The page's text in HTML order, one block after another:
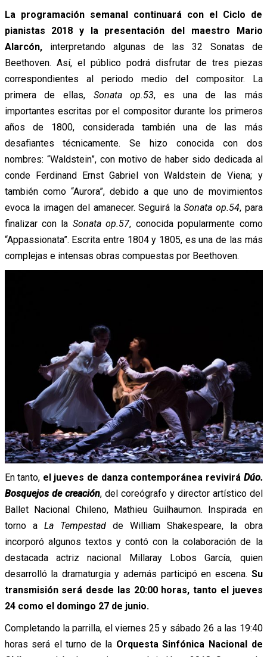
La programación semanal continuará con el Ciclo de
pianistas 2018 y la presentación del maestro Mario
Alarcón,interpretando algunas de las 32 Sonatas de
Beethoven. Así, el público podrá disfrutar de tres piezas
correspondientes al periodo medio del compositor. La
primera de ellas, Sonata op.53, es una de las más
importantes escritas por el compositor durante los primeros
años de 1800, considerada también una de las más
desafiantes técnicamente. Se hizo conocida con dos
nombres: “Waldstein”, con motivo de haber sido dedicada al
conde Ferdinand Ernst Gabriel von Waldstein de Viena; y
también como “Aurora”, debido a que uno de movimientos
evoca la imagen del amanecer. Seguirá laSonata op.54, para
finalizar con la Sonata op.57, conocida popularmente como
“Appassionata”. Escrita entre 1804 y 1805, es una de las más
complejas e intensas obras compuestas por Beethoven.
En tanto, el jueves de danza contemporánea revivirá Dúo.
Bosquejos de creación, del coreógrafo y director artístico del
Ballet Nacional Chileno, Mathieu Guilhaumon. Inspirada en
torno a La Tempestadde William Shakespeare, la obra
incorporó algunos textos y contó con la colaboración de la
destacada actriz nacional Millaray Lobos García, quien
desarrolló la dramaturgia y además participó en escena. Su
transmisión será desde las 20:00 horas, tanto el jueves
24 como el domingo 27 de junio.
Completando la parrilla, el viernes 25 y sábado 26 a las 19:40
horas será el turno de la Orquesta Sinfónica Nacional de